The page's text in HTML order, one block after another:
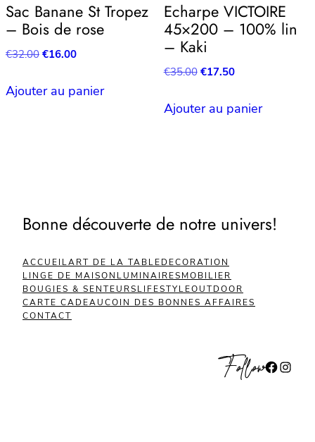
Sac Banane St Tropez
– Bois de rose
€32.00Le
initial
€16.00Le
actuel
Ajouter au panier
Echarpe VICTOIRE
45×200 – 100% lin
– Kaki
€35.00 Le
initial
€17.50Le
actuel
Ajouter au panier
Bonne découverte de notre univers!
ACCUEILART DE LA TABLEDECORATION
LINGE DE MAISON LUMINAIRESMOBILIER
BOUGIES & SENTEURSLIFESTYLEOUTDOOR
CARTE CADEAUCOIN DES BONNES AFFAIRES
CONTACT
FollowFacebook Instagram